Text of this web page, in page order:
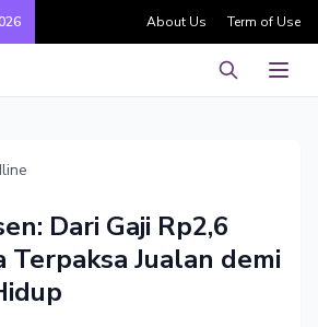
About Us Term of Use
Pencarian
Dari Gaji Rp2,6
Terpaksa Jualan demi